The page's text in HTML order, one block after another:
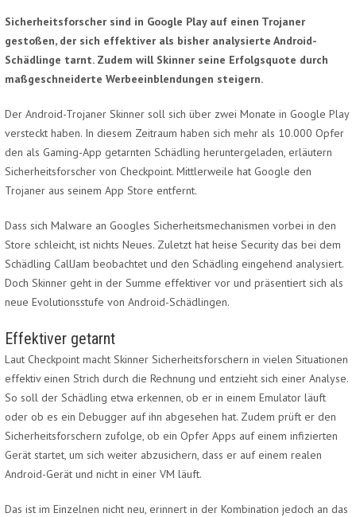
Sicherheitsforscher sind in Google Play auf einen Trojaner
gestoßen, der sich effektiver als bisher analysierte Android-
Schädlinge tarnt. Zudem will Skinner seine Erfolgsquote durch
maßgeschneiderte Werbeeinblendungen steigern.
Der Android-Trojaner Skinner soll sich über zwei Monate in Google Play
versteckt haben. In diesem Zeitraum haben sich mehr als 10.000 Opfer
den als Gaming-App getarnten Schädling heruntergeladen, erläutern
Sicherheitsforscher von Checkpoint. Mittlerweile hat Google den
Trojaner aus seinem App Store entfernt.
Dass sich Malware an Googles Sicherheitsmechanismen vorbei in den
Store schleicht, ist nichts Neues. Zuletzt hat heise Security das bei dem
Schädling CallJam beobachtet und den Schädling eingehend analysiert.
Doch Skinner geht in der Summe effektiver vor und präsentiert sich als
neue Evolutionsstufe von Android-Schädlingen.
Effektiver getarnt
Laut Checkpoint macht Skinner Sicherheitsforschern in vielen Situationen
effektiv einen Strich durch die Rechnung und entzieht sich einer Analyse.
So soll der Schädling etwa erkennen, ob er in einem Emulator läuft
oder ob es ein Debugger auf ihn abgesehen hat. Zudem prüft er den
Sicherheitsforschern zufolge, ob ein Opfer Apps auf einem infizierten
Gerät startet, um sich weiter abzusichern, dass er auf einem realen
Android-Gerät und nicht in einer VM läuft.
Das ist im Einzelnen nicht neu, erinnert in der Kombination jedoch an das